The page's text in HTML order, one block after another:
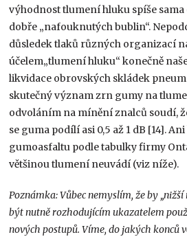
výhodnost tlumení hluku spíše sama
dobře „nafouknutých bublin“.
důsledek tlaků různých organizací
účelem„tlumení hluku“ konečně
likvidace obrovských skládek
skutečný význam zrn gumy na
odvoláním na mínění znalců soudí,
se guma podílí asi 0,5 až 1 dB [14].
gumoasfaltu podle tabulky firmy
většinou tlumení neuvádí (viz níže).
Poznámka: Vůbec nemyslím, že by „nižší
být nutně rozhodujícím ukazatelem
nových postupů. Víme, do jakých konců